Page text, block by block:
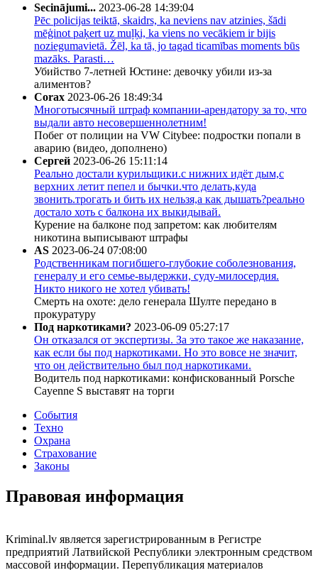
Secinājumi... 2023-06-28 14:39:04
Pēc policijas teiktā, skaidrs, ka neviens nav atzinies, šādi
mēģinot paķert uz muļķi, ka viens no vecākiem ir bijis
noziegumavietā. Žēl, ka tā, jo tagad ticamības moments būs
mazāks. Parasti…
Убийство 7-летней Юстине: девочку убили из-за
алиментов?
Corax 2023-06-26 18:49:34
Многотысячный штраф компании-арендатору за то, что
выдали авто несовершеннолетним!
Побег от полиции на VW Citybee: подростки попали в
аварию (видео, дополнено)
Сергей 2023-06-26 15:11:14
Реально достали курильщики.с нижних идёт дым,с
верхних летит пепел и бычки.что делать,куда
звонить.трогать и бить их нельзя,а как дышать?реально
достало хоть с балкона их выкидывай.
Курение на балконе под запретом: как любителям
никотина выписывают штрафы
AS 2023-06-24 07:08:00
Родственникам погибшего-глубокие соболезнования,
генералу и его семье-выдержки, суду-милосердия.
Никто никого не хотел убивать!
Смерть на охоте: дело генерала Шулте передано в
прокуратуру
Под наркотиками? 2023-06-09 05:27:17
Он отказался от экспертизы. За это такое же наказание,
как если бы под наркотиками. Но это вовсе не значит,
что он действительно был под наркотиками.
Водитель под наркотиками: конфискованный Porsche
Cayenne S выставят на торги
События
Техно
Охрана
Страхование
Законы
Правовая информация
Kriminal.lv является зарегистрированным в Регистре
предприятий Латвийской Республики электронным средством
массовой информации. Перепубликация материалов